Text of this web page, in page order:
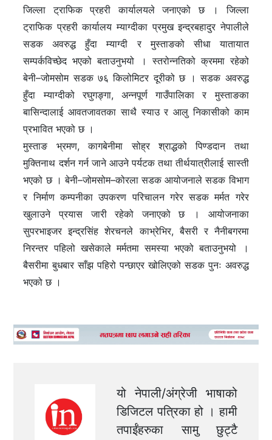
जिल्ला ट्राफिक प्रहरी कार्यालयले जनाएको छ । जिल्ला
ट्राफिक प्रहरी कार्यालय म्याग्दीका प्रमुख इन्द्रबहादुर नेपालीले
सडक अवरुद्ध हुँदा म्याग्दी र मुस्ताङको सीधा यातायात
सम्पर्कविच्छेद भएको बताउनुभयो । स्तरोन्नतिको क्रममा रहेको
बेनी–जोमसोम सडक ७६ किलोमिटर दूरीको छ । सडक अवरुद्ध
हुँदा म्याग्दीको रघुगङ्गा, अन्नपूर्ण गाउँपालिका र मुस्ताङका
बासिन्दालाई आवतजावतका साथै स्याउ र आलु निकासीको काम
प्रभावित भएको छ ।
मुस्ताङ भ्रमण, कागबेनीमा सोह्र श्राद्धको पिण्डदान तथा
मुक्तिनाथ दर्शन गर्न जाने आउने पर्यटक तथा तीर्थयात्रीलाई सास्ती
भएको छ । बेनी–जोमसोम–कोरला सडक आयोजनाले सडक विभाग
र निर्माण कम्पनीका उपकरण परिचालन गरेर सडक मर्मत गरेर
खुलाउने प्रयास जारी रहेको जनाएको छ । आयोजनाका
सुपरभाइजर इन्द्रसिंह शेरचनले काभ्रेभिर, बैसरी र नैनीबगरमा
निरन्तर पहिलो खसेकाले मर्मतमा समस्या भएको बताउनुभयो ।
बैसरीमा बुधबार साँझ पहिरो पन्छाएर खोलिएको सडक पुनः अवरुद्ध
भएको छ ।
यो नेपाली/अंग्रेजी भाषाको
डिजिटल पत्रिका हो । हामी
तपाईंहरुका सामु छुट्टै